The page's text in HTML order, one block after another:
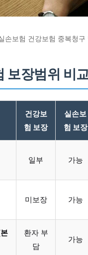
손보험 건강보험 중복청구
보장범위 비
건강보
험 보장
실손보
험 보장
일부 가능
미보장 가능
환자 부
담
가능